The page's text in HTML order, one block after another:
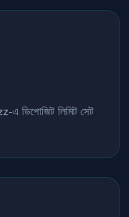
ডিপোজিট লিমিট সেট